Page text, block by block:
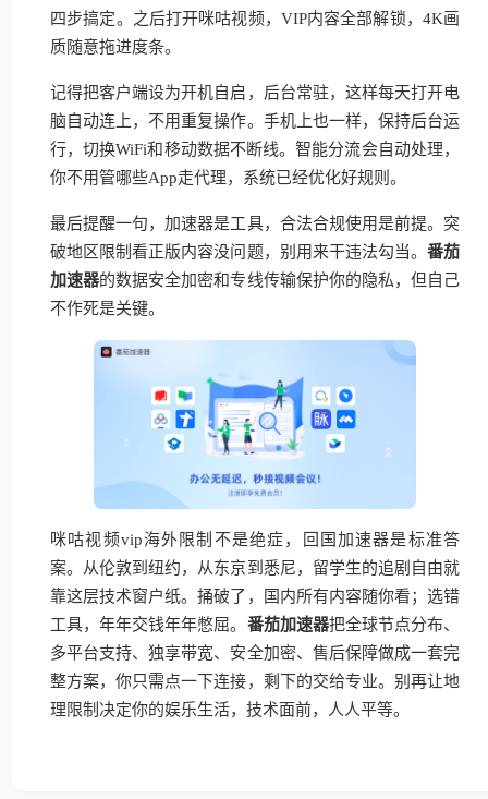
四步搞定。之后打开咪咕视频，VIP内容全部解锁，4K画
质随意拖进度条。
记得把客户端设为开机自启，后台常驻，这样每天打开电
脑自动连上，不用重复操作。手机上也一样，保持后台运
行，切换WiFi和移动数据不断线。智能分流会自动处理，
你不用管哪些App走代理，系统已经优化好规则。
最后提醒一句，加速器是工具，合法合规使用是前提。突
破地区限制看正版内容没问题，别用来干违法勾当。 番茄
加速器的数据安全加密和专线传输保护你的隐私，但自己
不作死是关键。
咪咕视频vip海外限制不是绝症，回国加速器是标准答
案。从伦敦到纽约，从东京到悉尼，留学生的追剧自由就
靠这层技术窗户纸。捅破了，国内所有内容随你看；选错
工具，年年交钱年年憋屈。 番茄加速器把全球节点分布、
多平台支持、独享带宽、安全加密、售后保障做成一套完
整方案，你只需点一下连接，剩下的交给专业。别再让地
理限制决定你的娱乐生活，技术面前，人人平等。